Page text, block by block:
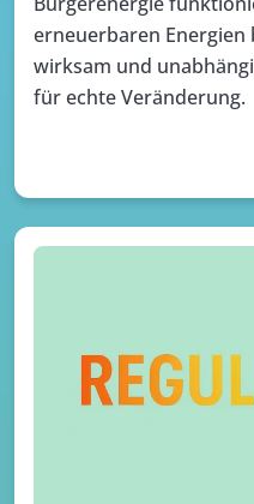
erneuerbaren Energien
wirksam und
für echte Veränderung.